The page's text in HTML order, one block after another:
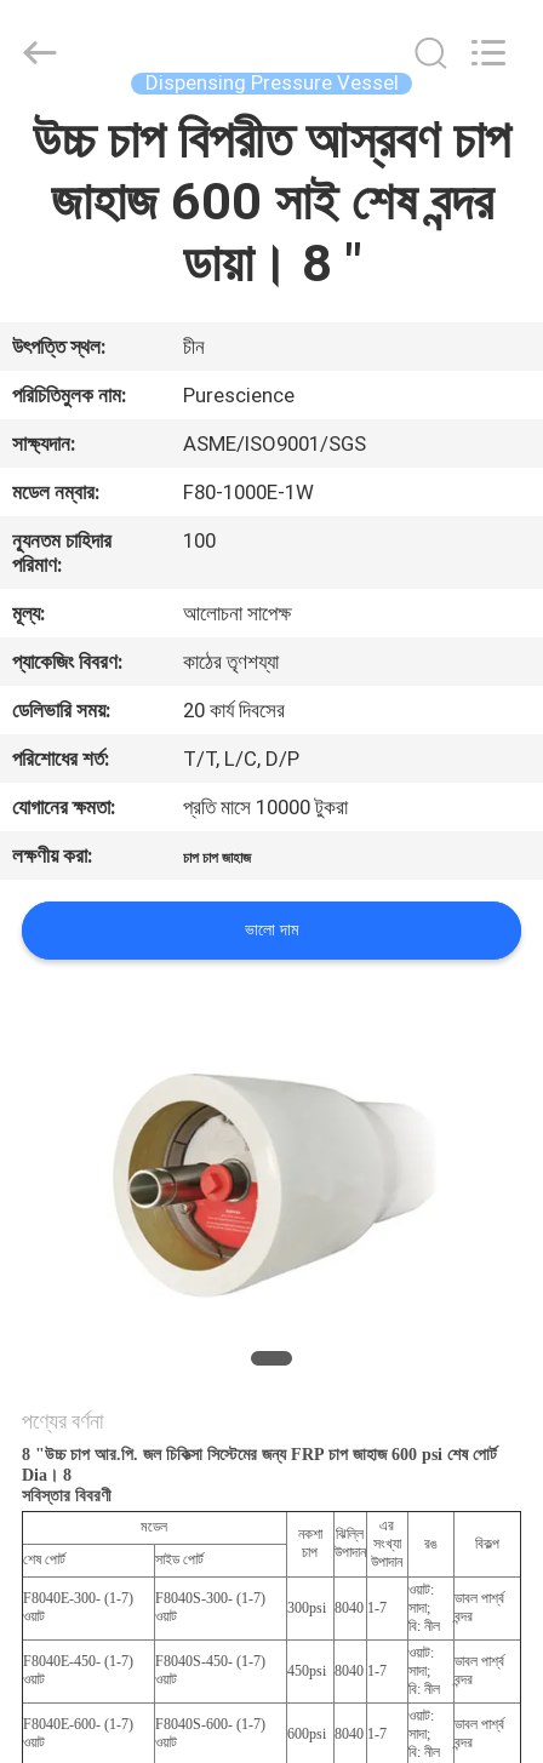
বাড়ি
সম্পর্কে
কারখানা
ভ্রমণ
মান
নিয়ন্ত্রণ
যোগাযোগ
করুন
খবর
উদ্ধৃতির
জন্য
আবেদন
Rights
Dispensing Pressure Vessel
উচ্চ চাপ বিপরীত আস্রবণ চাপ
জাহাজ 600 সাই শেষ বন্দর
ডায়া। 8 "
উৎপত্তি স্থল:
চীন
পরিচিতিমুলক নাম:
Purescience
সাক্ষ্যদান:
ASME/ISO9001/SGS
মডেল নম্বার:
F80-1000E-1W
ন্যূনতম চাহিদার
পরিমাণ:
100
মূল্য:
আলোচনা সাপেক্ষ
প্যাকেজিং বিবরণ:
কাঠের তৃণশয্যা
ডেলিভারি সময়:
20 কার্য দিবসের
পরিশোধের শর্ত:
T/T, L/C, D/P
যোগানের ক্ষমতা:
প্রতি মাসে 10000 টুকরা
লক্ষণীয় করা:
চাপ চাপ জাহাজ
ভালো দাম
পণ্যের বর্ণনা
8 "উচ্চ চাপ আর.পি. জল চিকিত্সা সিস্টেমের জন্য FRP চাপ জাহাজ 600 psi শেষ পোর্ট
Dia। 8
সবিস্তার বিবরণী
মডেল
নকশা
চাপ
ঝিল্লি
উপাদান
এর
সংখ্যা
উপাদান
রঙ
বিকল্প
শেষ পোর্ট
সাইড পোর্ট
F8040E-300- (1-7)
ওয়াট
F8040S-300- (1-7)
ওয়াট
300psi 8040 1-7
ওয়াট:
সাদা;
বি: নীল
ডাবল পার্শ্ব
বন্দর
F8040E-450- (1-7)
ওয়াট
F8040S-450- (1-7)
ওয়াট
450psi 8040 1-7
ওয়াট:
সাদা;
বি: নীল
ডাবল পার্শ্ব
বন্দর
F8040E-600- (1-7)
ওয়াট
F8040S-600- (1-7)
ওয়াট
600psi 8040 1-7
ওয়াট:
সাদা;
বি: নীল
ডাবল পার্শ্ব
বন্দর